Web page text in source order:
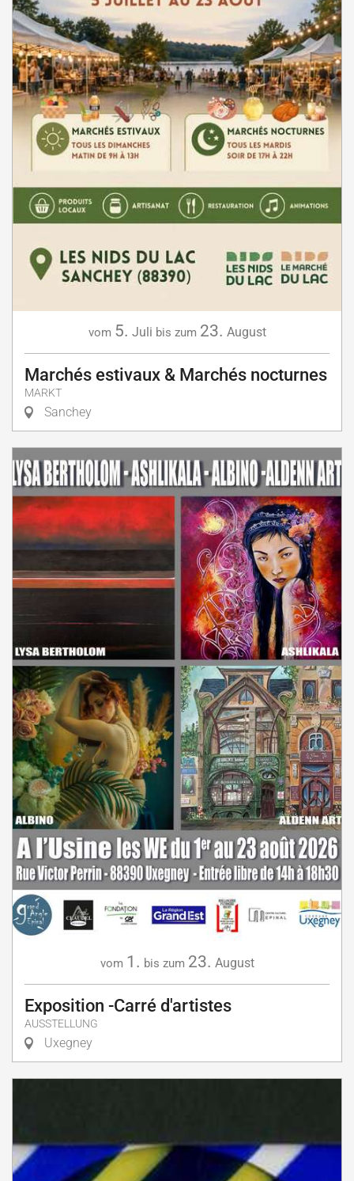
vom 5. Juli bis zum 23. August
Marchés estivaux & Marchés nocturnes
MARKT
Sanchey
vom 1. bis zum 23. August
Exposition -Carré d'artistes
AUSSTELLUNG
Uxegney